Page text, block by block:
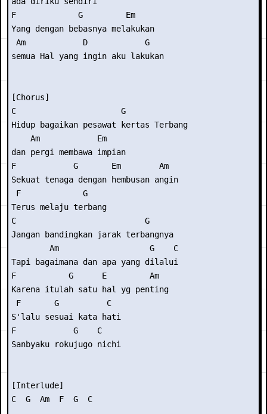
F             G         Em
Yang dengan bebasnya melakukan
Am            D            G
semua Hal yang ingin aku lakukan
[Chorus]
C                      G
Hidup bagaikan pesawat kertas Terbang
    Am            Em
dan pergi membawa impian
F            G       Em        Am
Sekuat tenaga dengan hembusan angin
F             G
Terus melaju terbang
C                           G
Jangan bandingkan jarak terbangnya
        Am                   G    C
Tapi bagaimana dan apa yang dilalui
F           G      E         Am
Karena itulah satu hal yg penting
F       G          C
S'lalu sesuai kata hati
F            G    C
Sanbyaku rokujugo nichi
[Interlude]
C  G  Am  F  G  C